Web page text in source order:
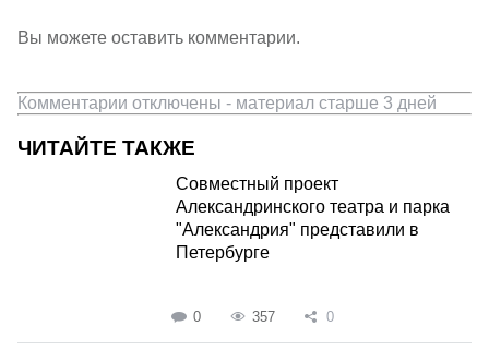
Вы можете оставить комментарии.
Комментарии отключены - материал старше 3 дней
ЧИТАЙТЕ ТАКЖЕ
Совместный проект
Александринского театра и парка
"Александрия" представили в
Петербурге
0 357 0